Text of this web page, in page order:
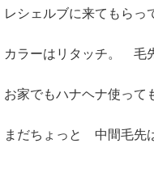
レシェルブに来てもらっ
カラーはリタッチ。 毛
お家でもハナヘナ使っ
まだちょっと 中間毛先